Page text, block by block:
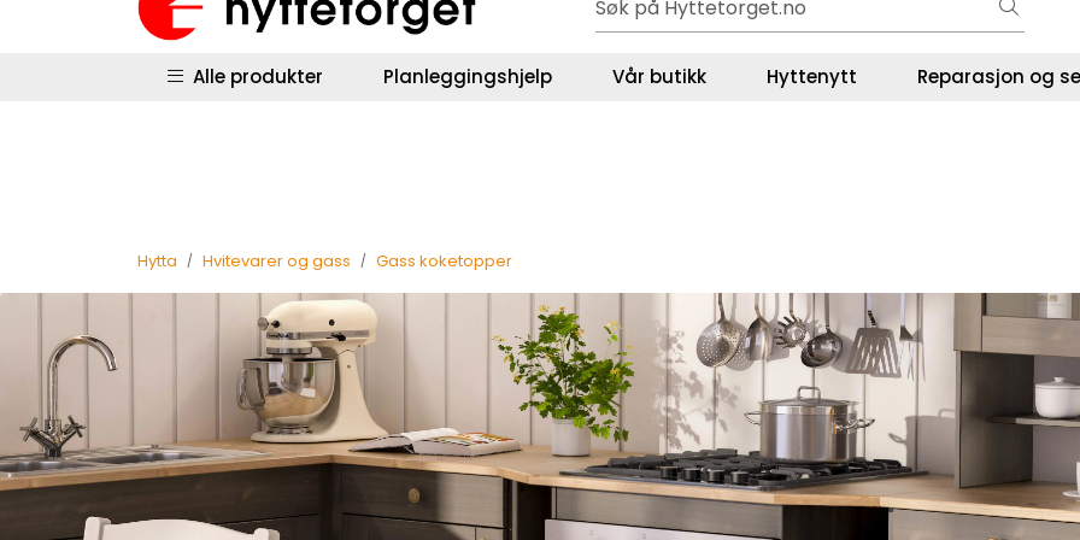
Skip to main content Outlet - Gode priser!
Hyttestyring | Returinfo | Salgsbetingelser
Alle produkter Planleggingshjelp Vår butikk Hyttenytt Reparasjon og
Hytta Hvitevarer og gass Gass koketopper